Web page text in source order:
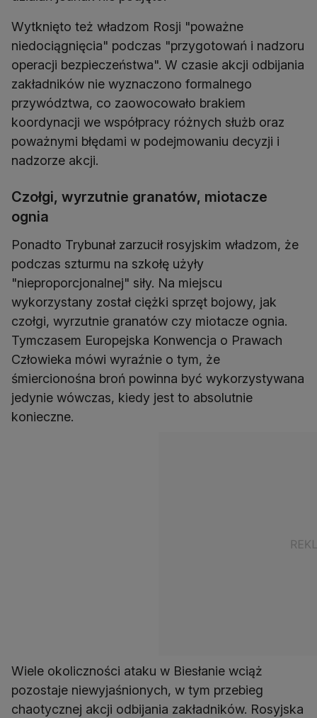
Wytknięto też władzom Rosji "poważne
niedociągnięcia" podczas "przygotowań i nadzoru
operacji bezpieczeństwa". W czasie akcji odbijania
zakładników nie wyznaczono formalnego
przywództwa, co zaowocowało brakiem
koordynacji we współpracy różnych służb oraz
poważnymi błędami w podejmowaniu decyzji i
nadzorze akcji.
Czołgi, wyrzutnie granatów, miotacze
ognia
Ponadto Trybunał zarzucił rosyjskim władzom, że
podczas szturmu na szkołę użyły
"nieproporcjonalnej" siły. Na miejscu
wykorzystany został ciężki sprzęt bojowy, jak
czołgi, wyrzutnie granatów czy miotacze ognia.
Tymczasem Europejska Konwencja o Prawach
Człowieka mówi wyraźnie o tym, że
śmiercionośna broń powinna być wykorzystywana
jedynie wówczas, kiedy jest to absolutnie
konieczne.
Wiele okoliczności ataku w Biesłanie wciąż
pozostaje niewyjaśnionych, w tym przebieg
chaotycznej akcji odbijania zakładników. Rosyjska